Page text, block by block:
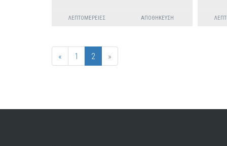
ΛΕΠΤΟΜΈΡΕΙΕΣ ΑΠΟΘΉΚΕΥΣΗ
« 1 2 »